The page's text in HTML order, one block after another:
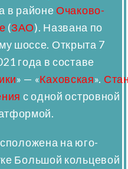
в районе Очаково-
(ЗАО). Названа по
шоссе. Открыта 7
года в составе
» — «Каховская».
с одной островной
на юго-
Большой кольцевой